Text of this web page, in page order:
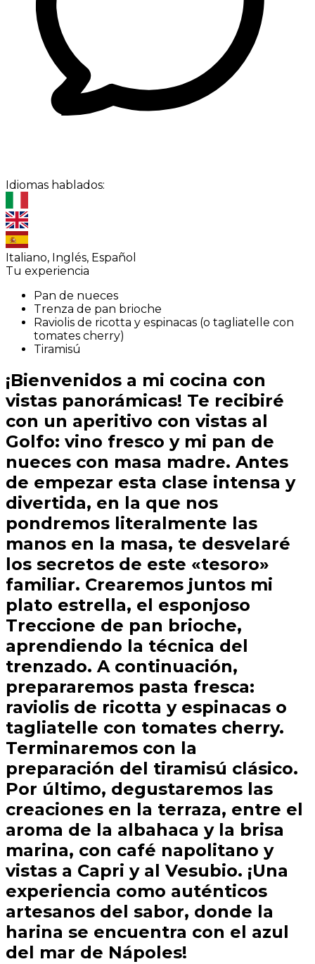
Idiomas hablados:
Italiano, Inglés, Español
Tu experiencia
Pan de nueces
Trenza de pan brioche
Raviolis de ricotta y espinacas (o tagliatelle con
tomates cherry)
Tiramisú
¡Bienvenidos a mi cocina con
vistas panorámicas! Te recibiré
con un aperitivo con vistas al
Golfo: vino fresco y mi pan de
nueces con masa madre. Antes
de empezar esta clase intensa y
divertida, en la que nos
pondremos literalmente las
manos en la masa, te desvelaré
los secretos de este «tesoro»
familiar. Crearemos juntos mi
plato estrella, el esponjoso
Treccione de pan brioche,
aprendiendo la técnica del
trenzado. A continuación,
prepararemos pasta fresca:
raviolis de ricotta y espinacas o
tagliatelle con tomates cherry.
Terminaremos con la
preparación del tiramisú clásico.
Por último, degustaremos las
creaciones en la terraza, entre el
aroma de la albahaca y la brisa
marina, con café napolitano y
vistas a Capri y al Vesubio. ¡Una
experiencia como auténticos
artesanos del sabor, donde la
harina se encuentra con el azul
del mar de Nápoles!